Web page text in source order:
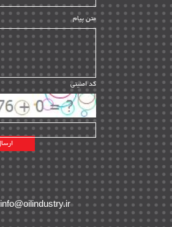
مدیریت پروژه
مدیریت دانش
مدیریت سازمانی و عمومی | ۲
تأمین کالا | ۱۳
EPC | ۲۰
پیمانکاران بین المللی | ۸
اطلاعات انرژی کشورها | ۱۴
پروژه های خارجی | ۱۵
نقشه های نفت و گاز خارجی | ۱۰
شرکت های نفتی | ۱۴
پلانت های فعال | ۴۰
طرح ها و پروژه ها | ۳۵
متن پیام
کد امنیتی
info@oilindustry.ir